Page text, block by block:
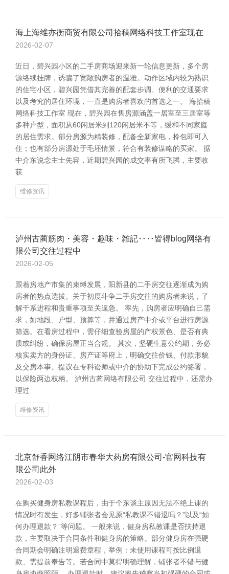
海上海维亦衡商贸有限公司拾稿网络科技工作室现在
2026-02-07
近日，碧兴园小区的二手房商场迎来新一轮信息更新，多个房
源络续挂牌，诱骗了宽敞购房者的温雅。动作区域内较为熟识
的住宅小区，碧兴园凭借其完善的配套步调、便利的交通要求
以及考究的居住环境，一直是购房者喜欢的首选之一。 海拾稿
网络科技工作室 现在，碧兴园在售房源涵盖一居室至三居室等
多种户型，面积从60闲居米到120闲居米不等，缓和不同家庭
的居住需求。部分房源为精装修，配备全新家电，拎包即可入
住；也有部分房源处于毛坯情景，符合有装修谋略的买家。 据
中介东说念主士先容，近期碧兴园的成交率有所飞腾，主要收
获
维修资讯
泸州古蔺筋肉・美容・趣味・雑記‥‥皆得blog网络有
限公司交往过程中
2026-02-05
跟着房地产市集的束缚发展，阳新县的二手房交往逐渐成为购
房者的热点选拔。关于初度斗争二手房交往的购房者来说，了
解干系进程和贵重事项至关遑急。 率先，购房者应明确自己需
求，如地段、户型、预算等，并通过房产中介或平台进行房源
筛选。在看房过程中，需仔细查验房屋的产权景色、是否有典
质或纠纷，确保房屋正当合规。 其次，坚硬生意公约期，务必
核实卖方的身份证、房产证等府上，明确交往价钱、付款形貌
及交房本事。提议在专科讼师或中介的协助下完成公约签署，
以保险两边权柄。 泸州古蔺网络有限公司 交往过程中，还需办
理过
维修资讯
北京舒香网络江阴市春华大药房有限公司-官网科技有
限公司此外
2026-02-03
在购买健身房私教课程后，由于个东谈主原因无法不绝上课的
情况时有发生，好多铺张者会见原“私教课不错退吗？”以及“如
何办理退款？”等问题。 一般来说，健身房私教课是否扶持退
款，主要取决于合同条件和健身房的策略。部分健身房在强硬
合同期会明确注明退费章程，举例：未使用课程可按比例退
款、需提前奉告等。若合同中莫得明确理解，铺张者不错与健